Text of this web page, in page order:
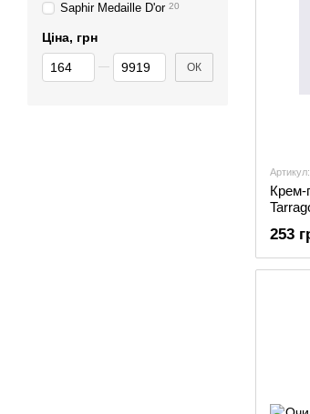
Крем-
253
Saphir Medaille D'or 20
Ціна, грн
Від Ціна, грн
До Ціна, грн ОК